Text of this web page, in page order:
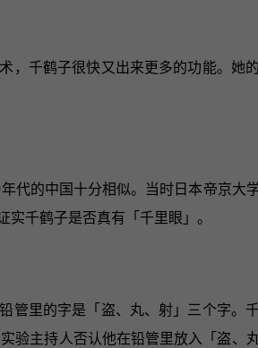
，千鹤子很快又出来更多的功能。她
代的中国十分相似。当时日本帝京大
千鹤子是否真有「千里眼」。
里的字是「盗、丸、射」三个字。千
主持人否认他在铅管里放入「盗、